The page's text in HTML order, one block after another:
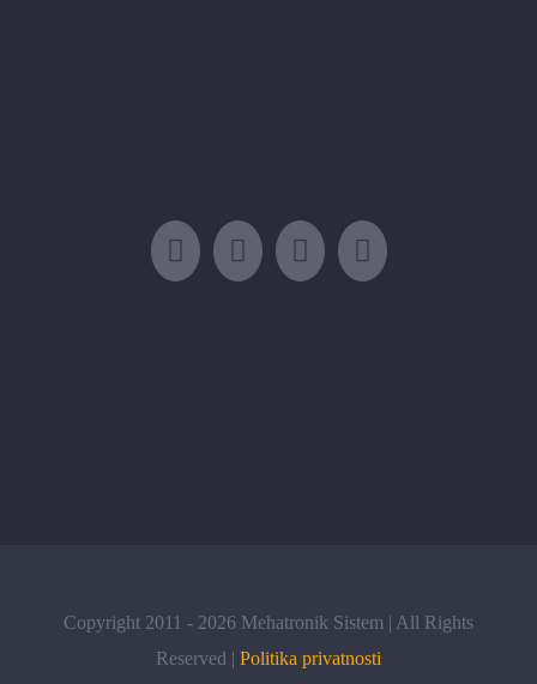
Copyright 2011 - 2026 Mehatronik Sistem | All Rights
Reserved | Politika privatnosti